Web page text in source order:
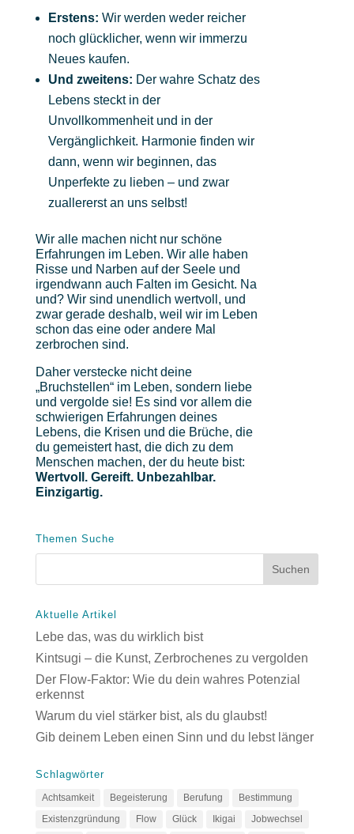
Erstens: Wir werden weder reicher
noch glücklicher, wenn wir immerzu
Neues kaufen.
Und zweitens: Der wahre Schatz des
Lebens steckt in der
Unvollkommenheit und in der
Vergänglichkeit. Harmonie finden wir
dann, wenn wir beginnen, das
Unperfekte zu lieben – und zwar
zuallererst an uns selbst!
Wir alle machen nicht nur schöne
Erfahrungen im Leben. Wir alle haben
Risse und Narben auf der Seele und
irgendwann auch Falten im Gesicht. Na
und? Wir sind unendlich wertvoll, und
zwar gerade deshalb, weil wir im Leben
schon das eine oder andere Mal
zerbrochen sind.
Daher verstecke nicht deine
„Bruchstellen“ im Leben, sondern liebe
und vergolde sie! Es sind vor allem die
schwierigen Erfahrungen deines
Lebens, die Krisen und die Brüche, die
du gemeistert hast, die dich zu dem
Menschen machen, der du heute bist:
Wertvoll. Gereift. Unbezahlbar.
Einzigartig.
Themen Suche
Aktuelle Artikel
Lebe das, was du wirklich bist
Kintsugi – die Kunst, Zerbrochenes zu vergolden
Der Flow-Faktor: Wie du dein wahres Potenzial
erkennst
Warum du viel stärker bist, als du glaubst!
Gib deinem Leben einen Sinn und du lebst länger
Schlagwörter
Achtsamkeit Begeisterung Berufung
Bestimmung
Existenzgründung
Flow Glück Ikigai
Jobwechsel